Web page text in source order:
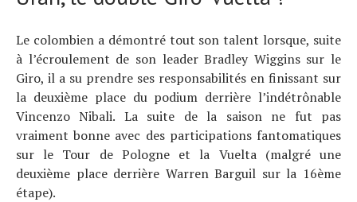
Le colombien a démontré tout son talent lorsque, suite
à l’écroulement de son leader Bradley Wiggins sur le
Giro, il a su prendre ses responsabilités en finissant sur
la deuxième place du podium derrière l’indétrônable
Vincenzo Nibali. La suite de la saison ne fut pas
vraiment bonne avec des participations fantomatiques
sur le Tour de Pologne et la Vuelta (malgré une
deuxième place derrière Warren Barguil sur la 16ème
étape).